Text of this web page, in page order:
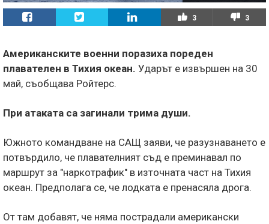
3 3
Американските военни поразиха пореден
плавателен в Тихия океан. Ударът е извършен на 30
май, съобщава Ройтерс.
При атаката са загинали трима души.
Южното командване на САЩ заяви, че разузнаването е
потвърдило, че плавателният съд е преминавал по
маршрут за "наркотрафик" в източната част на Тихия
океан. Предполага се, че лодката е пренасяла дрога.
От там добавят, че няма пострадали американски